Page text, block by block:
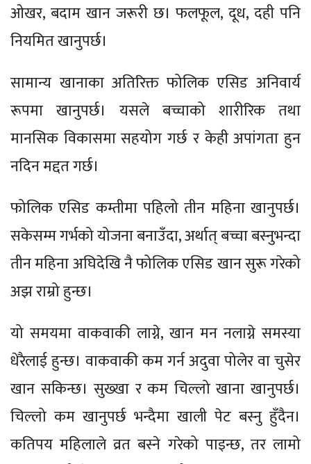
ओखर, बदाम खान जरूरी छ। फलफूल, दूध, दही पनि
नियमित खानुपर्छ।
सामान्य खानाका अतिरिक्त फोलिक एसिड अनिवार्य
रूपमा खानुपर्छ। यसले बच्चाको शारीरिक तथा
मानसिक विकासमा सहयोग गर्छ र केही अपांगता हुन
नदिन मद्दत गर्छ।
फोलिक एसिड कम्तीमा पहिलो तीन महिना खानुपर्छ।
सकेसम्म गर्भको योजना बनाउँदा, अर्थात् बच्चा बस्नुभन्दा
तीन महिना अघिदेखि नै फोलिक एसिड खान सुरू गरेको
अझ राम्रो हुन्छ।
यो समयमा वाकवाकी लाग्ने, खान मन नलाग्ने समस्या
धेरैलाई हुन्छ। वाकवाकी कम गर्न अदुवा पोलेर वा चुसेर
खान सकिन्छ। सुख्खा र कम चिल्लो खाना खानुपर्छ।
चिल्लो कम खानुपर्छ भन्दैमा खाली पेट बस्नु हुँदैन।
कतिपय महिलाले व्रत बस्ने गरेको पाइन्छ, तर लामो